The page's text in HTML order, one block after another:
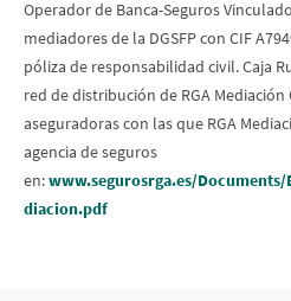
Operador de Banca-Seguros
mediadores de la DGSFP con CIF
póliza de responsabilidad civil. Caja
red de distribución de RGA Mediación
aseguradoras con las que RGA
agencia de seguros
en:www.segurosrga.es/
diacion.pdf